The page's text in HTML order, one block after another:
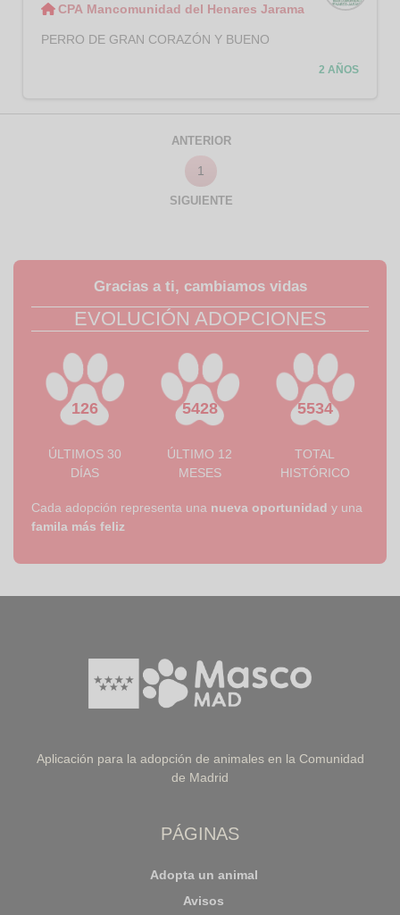
CPA Mancomunidad del Henares Jarama
PERRO DE GRAN CORAZÓN Y BUENO
2 AÑOS
ad del
Jaram
ANTERIOR
1
SIGUIENTE
Gracias a ti, cambiamos vidas
EVOLUCIÓN ADOPCIONES
126
ÚLTIMOS 30
DÍAS
5428
ÚLTIMO 12
MESES
5534
TOTAL
HISTÓRICO
Cada adopción representa una nueva oportunidad y una
famila más feliz
Aplicación para la adopción de animales en la Comunidad
de Madrid
PÁGINAS
Adopta un animal
Avisos